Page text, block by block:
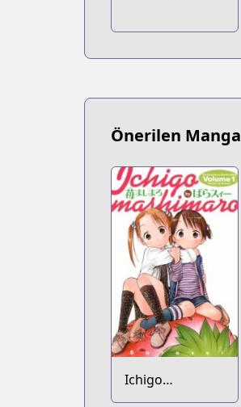
Önerilen Manga
Ichigo
Mashimaro